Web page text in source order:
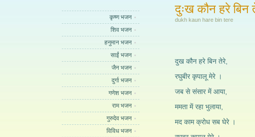
कृष्ण भजन
शिव भजन
हनुमान भजन
साईं भजन
जैन भजन
दुर्गा भजन
गणेश भजन
राम भजन
गुरुदेव भजन
विविध भजन
दुःख कौन हरे बिन
dukh kaun hare bin tere
दुख कौन हरे बिन तेरे,
रघुबीर कृपालू मेरे ।
जब से संसार में आया,
ममता में रहा भुलाया,
मद काम क्रोध सब घेरे ।